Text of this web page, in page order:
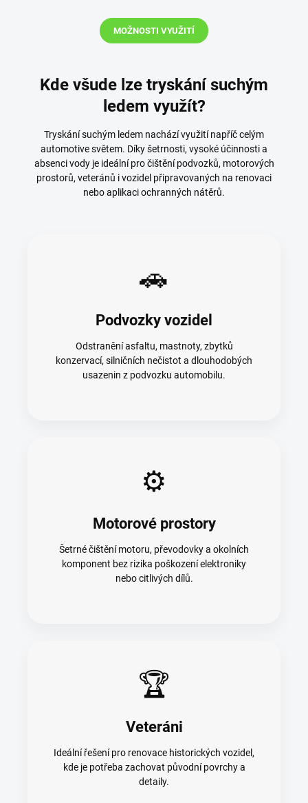
MOŽNOSTI VYUŽITÍ
Kde všude lze tryskání suchým
ledem využít?
Tryskání suchým ledem nachází využití napříč celým
automotive světem. Díky šetrnosti, vysoké účinnosti a
absenci vody je ideální pro čištění podvozků, motorových
prostorů, veteránů i vozidel připravovaných na renovaci
nebo aplikaci ochranných nátěrů.
🚗
Podvozky vozidel
Odstranění asfaltu, mastnoty, zbytků
konzervací, silničních nečistot a dlouhodobých
usazenin z podvozku automobilu.
⚙️
Motorové prostory
Šetrné čištění motoru, převodovky a okolních
komponent bez rizika poškození elektroniky
nebo citlivých dílů.
🏆
Veteráni
Ideální řešení pro renovace historických vozidel,
kde je potřeba zachovat původní povrchy a
detaily.